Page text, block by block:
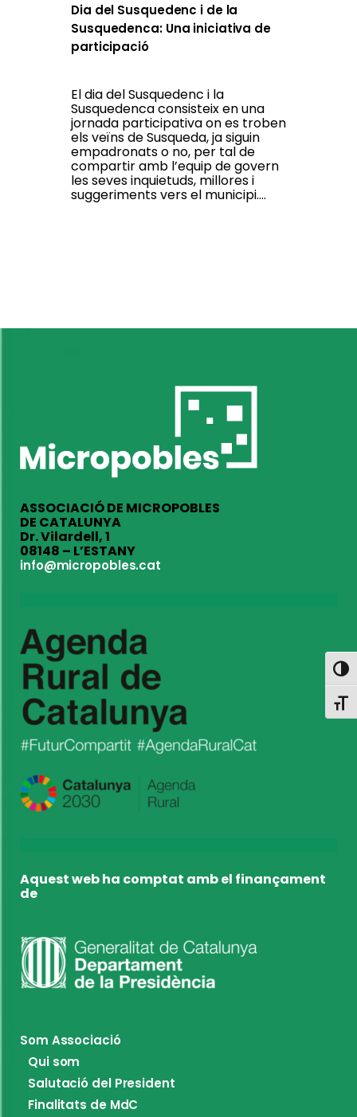
Dia del Susquedenc i de la
Susquedenca: Una iniciativa de
participació
El dia del Susquedenc i la
Susquedenca consisteix en una
jornada participativa on es troben
els veïns de Susqueda, ja siguin
empadronats o no, per tal de
compartir amb l’equip de govern
les seves inquietuds, millores i
suggeriments vers el municipi....
ASSOCIACIÓ DE MICROPOBLES
DE CATALUNYA
Dr. Vilardell, 1
08148 – L’ESTANY
info@micropobles.cat
Aquest web ha comptat amb el finançament
de
Som Associació
Qui som
Salutació del President
Finalitats de MdC